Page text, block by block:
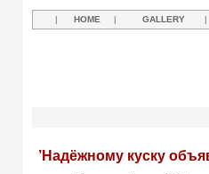
| HOME | GALLERY |
’Надёжному куску